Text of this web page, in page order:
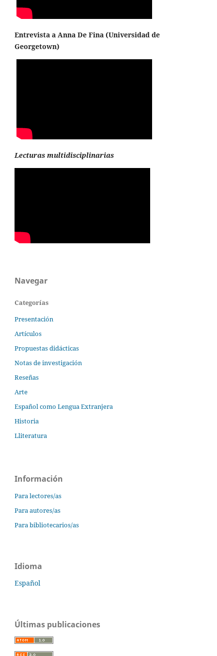
Entrevista a Anna De Fina (Universidad de
Georgetown)
Lecturas multidisciplinarias
Navegar
Categorías
Presentación
Artículos
Propuestas didácticas
Notas de investigación
Reseñas
Arte
Español como Lengua Extranjera
Historia
Lliteratura
Información
Para lectores/as
Para autores/as
Para bibliotecarios/as
Idioma
Español
Últimas publicaciones